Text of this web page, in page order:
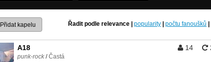
Přidat kapelu Řadit podle relevance popularity počtu fanoušků
A18
punk-rock /Častá
14